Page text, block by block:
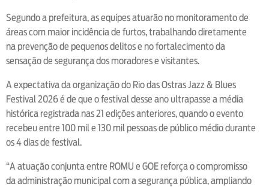
Segundo a prefeitura, as equipes atuarão no monitoramento de
áreas com maior incidência de furtos, trabalhando diretamente
na prevenção de pequenos delitos e no fortalecimento da
sensação de segurança dos moradores e visitantes.
A expectativa da organização do Rio das Ostras Jazz & Blues
Festival 2026 é de que o festival desse ano ultrapasse a média
histórica registrada nas 21 edições anteriores, quando o evento
recebeu entre 100 mil e 130 mil pessoas de público médio durante
os 4 dias de festival.
“A atuação conjunta entre ROMU e GOE reforça o compromisso
da administração municipal com a segurança pública, ampliando